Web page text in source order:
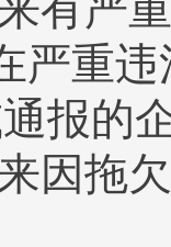
严重
报的
因拖